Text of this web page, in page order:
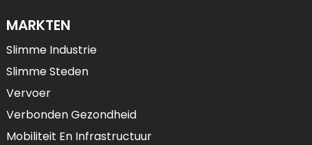
MARKTEN
Slimme Industrie
Slimme Steden
Vervoer
Verbonden Gezondheid
Mobiliteit En Infrastructuur